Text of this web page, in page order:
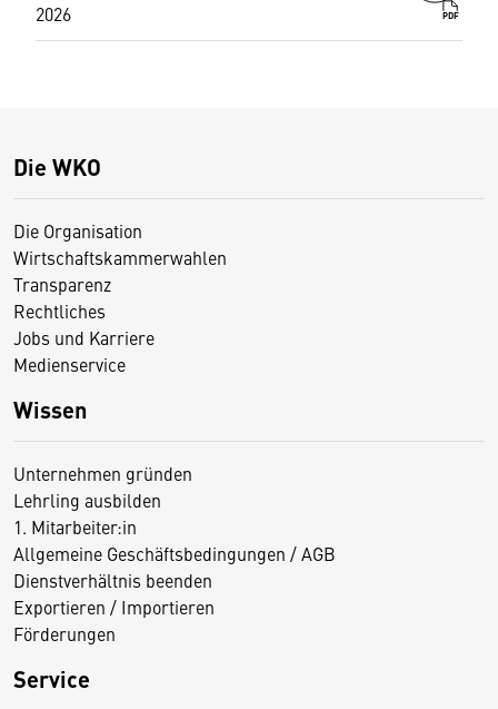
2026
PDF
Die WKO
Die Organisation
Wirtschaftskammerwahlen
Transparenz
Rechtliches
Jobs und Karriere
Medienservice
Wissen
Unternehmen gründen
Lehrling ausbilden
1. Mitarbeiter:in
Allgemeine Geschäftsbedingungen / AGB
Dienstverhältnis beenden
Exportieren / Importieren
Förderungen
Service